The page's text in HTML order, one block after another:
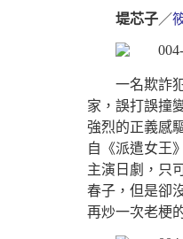
堤芯子／
一名欺詐
家，誤打誤撞
強烈的正義感
自《派遣女王
主演日劇，只
春子，但是卻
再炒一次老梗